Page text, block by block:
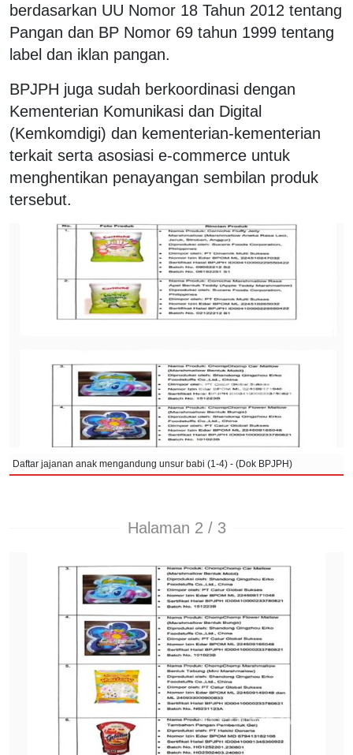
berdasarkan UU Nomor 18 Tahun 2012 tentang
Pangan dan BP Nomor 69 tahun 1999 tentang
label dan iklan pangan.
BPJPH juga sudah berkoordinasi dengan
Kementerian Komunikasi dan Digital
(Kemkomdigi) dan kementerian-kementerian
terkait serta asosiasi e-commerce untuk
menghentikan penayangan sembilan produk
tersebut.
Daftar jajanan anak mengandung unsur babi (1-4) - (Dok BPJPH)
Halaman 2 / 3